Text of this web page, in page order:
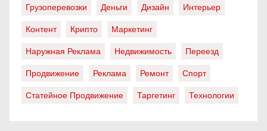
Грузоперевозки
Деньги Дизайн
Интерьер
Контент
Крипто
Маркетинг
Наружная Реклама
Недвижимость
Переезд
Продвижение
Реклама Ремонт
Спорт
Статейное Продвижение
Таргетинг Технологии